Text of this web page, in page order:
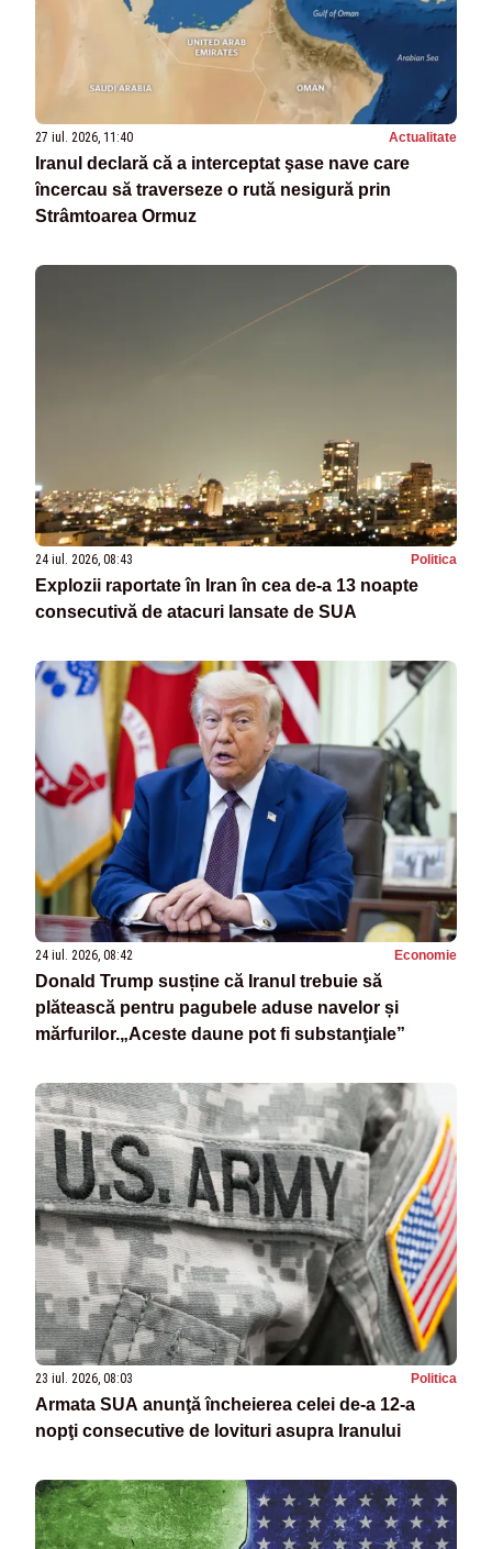
27 iul. 2026, 11:40 Actualitate
Iranul declară că a interceptat şase nave care
încercau să traverseze o rută nesigură prin
Strâmtoarea Ormuz
24 iul. 2026, 08:43 Politica
Explozii raportate în Iran în cea de-a 13 noapte
consecutivă de atacuri lansate de SUA
24 iul. 2026, 08:42 Economie
Donald Trump susține că Iranul trebuie să
plătească pentru pagubele aduse navelor și
mărfurilor.„Aceste daune pot fi substanţiale”
23 iul. 2026, 08:03 Politica
Armata SUA anunţă încheierea celei de-a 12-a
nopţi consecutive de lovituri asupra Iranului